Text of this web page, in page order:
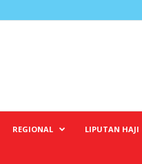
REGIONAL LIPUTAN HAJI